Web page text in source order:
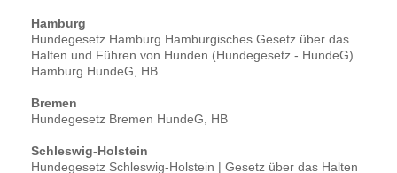
Hamburg
Hundegesetz Hamburg Hamburgisches Gesetz über das
Halten und Führen von Hunden (Hundegesetz - HundeG)
Hamburg HundeG, HB
Bremen
Hundegesetz Bremen HundeG, HB
Schleswig-Holstein
Hundegesetz Schleswig-Holstein | Gesetz über das Halten